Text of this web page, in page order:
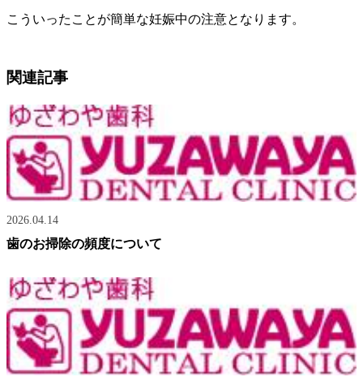
こういったことが簡単な妊娠中の注意となります。
関連記事
2026.04.14
歯のお掃除の頻度について